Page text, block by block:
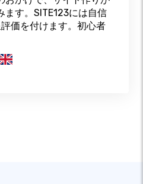
ます。SITE123には自信
価を付けます。初心者